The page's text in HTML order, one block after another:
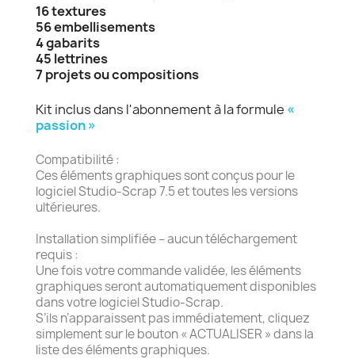
16 textures
56 embellisements
4 gabarits
45 lettrines
7 projets ou compositions
Kit inclus dans l'abonnement à la formule «
passion »
Compatibilité :
Ces éléments graphiques sont conçus pour le
logiciel Studio-Scrap 7.5 et toutes les versions
ultérieures.
Installation simplifiée – aucun téléchargement
requis :
Une fois votre commande validée, les éléments
graphiques seront automatiquement disponibles
dans votre logiciel Studio-Scrap.
S’ils n’apparaissent pas immédiatement, cliquez
simplement sur le bouton « ACTUALISER » dans la
liste des éléments graphiques.